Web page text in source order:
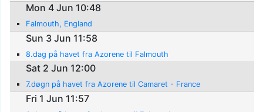
Mon 4 Jun 10:48
Falmouth, England
Sun 3 Jun 11:58
8.dag på havet fra Azorene til Falmouth
Sat 2 Jun 12:00
7.døgn på havet fra Azorene til Camaret - France
Fri 1 Jun 11:57